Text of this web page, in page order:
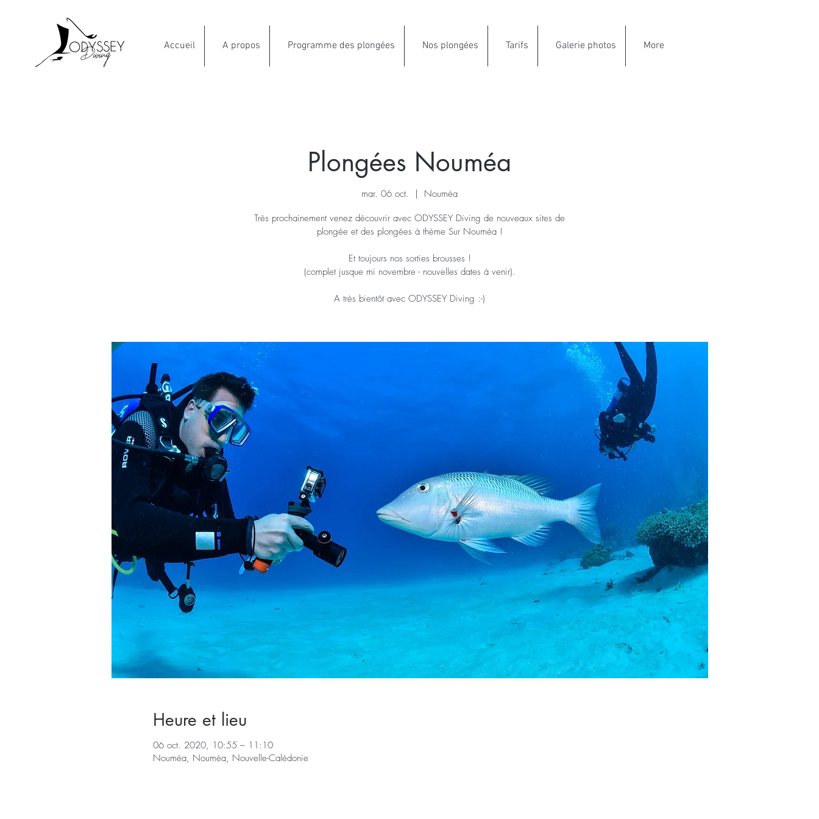
Accueil A propos Programme des plongées Nos plongées Tarifs Galerie photos More
Plongées Nouméa
mar. 06 oct.
  |
Nouméa
Très prochainement venez découvrir avec ODYSSEY Diving de nouveaux sites de
plongée et des plongées à thème Sur Nouméa !
Et toujours nos sorties brousses !
(complet jusque mi novembre - nouvelles dates à venir).
A très bientôt avec ODYSSEY Diving :-)
Heure et lieu
06 oct. 2020, 10:55 – 11:10
Nouméa, Nouméa, Nouvelle-Calédonie